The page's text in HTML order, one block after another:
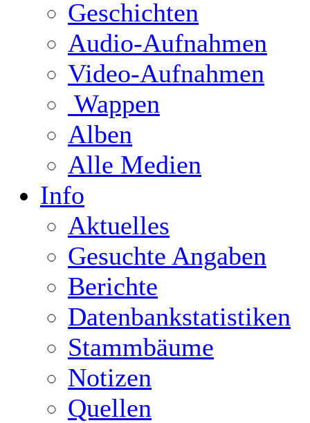
Geschichten
Audio-Aufnahmen
Video-Aufnahmen
Wappen
Alben
Alle Medien
Info
Aktuelles
Gesuchte Angaben
Berichte
Datenbankstatistiken
Stammbäume
Notizen
Quellen